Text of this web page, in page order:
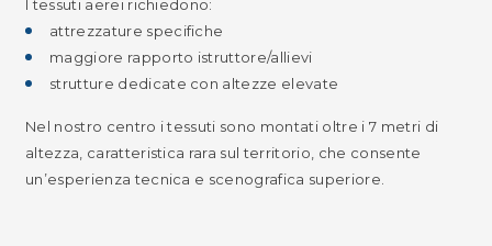
I tessuti aerei richiedono:
attrezzature specifiche
maggiore rapporto istruttore/allievi
strutture dedicate con altezze elevate
Nel nostro centro i tessuti sono montati oltre i 7 metri di
altezza, caratteristica rara sul territorio, che consente
un’esperienza tecnica e scenografica superiore.